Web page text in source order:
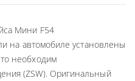
Мини F54
на автомобиле установлены
необходим
(ZSW). Оригинальный